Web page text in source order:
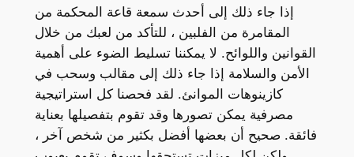
إذا جاء ذلك إلى أحدث سمعة قاعة المحكمة من
المقامرة من الفلبين ، للتأكد من لعبك من خلال
القوانين واللوائح. لا يمكننا تسليط الضوء على أهمية
الأمن والسلامة إذا جاء ذلك إلى مقالب وسحب في
كازينوهات الموانئ. لقد فحصنا كل استراتيجية
مصرفية يمكن تصورها وقد تقوم بتفصيلها بعناية
فائقة. صحيح أن بعضها أفضل بكثير من شخص آخر ،